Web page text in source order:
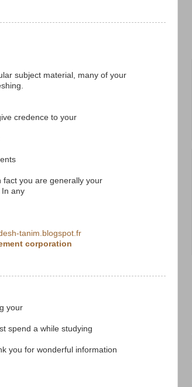
subject material, many of your
credence to your
fact you are generally your
any
tanim.blogspot.fr
corporation
your
spend a while studying
you for wonderful information